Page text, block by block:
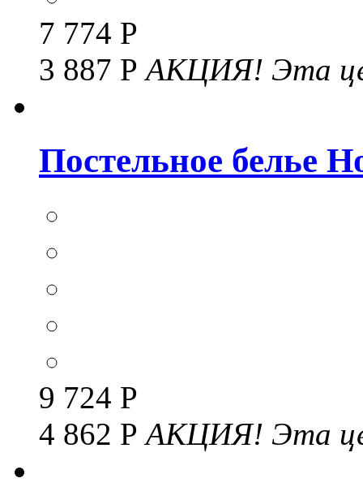
7 774 Р
3 887 РАКЦИЯ! Эта
Постельное белье
9 724 Р
4 862 РАКЦИЯ! Эта